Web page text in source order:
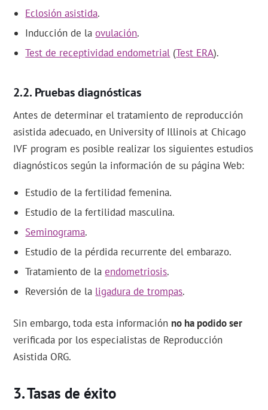
Eclosión asistida.
Inducción de laovulación.
Test de receptividad endometrial (Test ERA).
Pruebas diagnósticas
Antes de determinar el tratamiento de reproducción
asistida adecuado, en University of Illinois at Chicago
IVF program es posible realizar los siguientes estudios
diagnósticos según la información de su página Web:
Estudio de la fertilidad femenina.
Estudio de la fertilidad masculina.
Seminograma.
Estudio de la pérdida recurrente del embarazo.
Tratamiento de laendometriosis.
Reversión de la ligadura de trompas.
Sin embargo, toda esta información no ha podido ser
verificada por los especialistas de Reproducción
Asistida ORG.
Tasas de éxito